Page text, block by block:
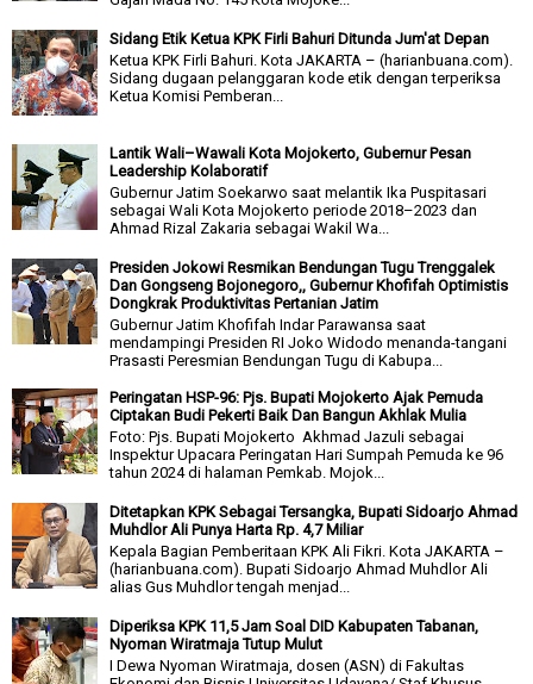
Sidang Etik Ketua KPK Firli Bahuri Ditunda Jum'at Depan
Ketua KPK Firli Bahuri. Kota JAKARTA – (harianbuana.com).
Sidang dugaan pelanggaran kode etik dengan terperiksa
Ketua Komisi Pemberan...
Lantik Wali–Wawali Kota Mojokerto, Gubernur Pesan
Leadership Kolaboratif
Gubernur Jatim Soekarwo saat melantik Ika Puspitasari
sebagai Wali Kota Mojokerto periode 2018–2023 dan
Ahmad Rizal Zakaria sebagai Wakil Wa...
Presiden Jokowi Resmikan Bendungan Tugu Trenggalek
Dan Gongseng Bojonegoro,, Gubernur Khofifah Optimistis
Dongkrak Produktivitas Pertanian Jatim
Gubernur Jatim Khofifah Indar Parawansa saat
mendampingi Presiden RI Joko Widodo menanda-tangani
Prasasti Peresmian Bendungan Tugu di Kabupa...
Peringatan HSP-96: Pjs. Bupati Mojokerto Ajak Pemuda
Ciptakan Budi Pekerti Baik Dan Bangun Akhlak Mulia
Foto: Pjs. Bupati Mojokerto Akhmad Jazuli sebagai
Inspektur Upacara Peringatan Hari Sumpah Pemuda ke 96
tahun 2024 di halaman Pemkab. Mojok...
Ditetapkan KPK Sebagai Tersangka, Bupati Sidoarjo Ahmad
Muhdlor Ali Punya Harta Rp. 4,7 Miliar
Kepala Bagian Pemberitaan KPK Ali Fikri. Kota JAKARTA –
(harianbuana.com). Bupati Sidoarjo Ahmad Muhdlor Ali
alias Gus Muhdlor tengah menjad...
Diperiksa KPK 11,5 Jam Soal DID Kabupaten Tabanan,
Nyoman Wiratmaja Tutup Mulut
I Dewa Nyoman Wiratmaja, dosen (ASN) di Fakultas